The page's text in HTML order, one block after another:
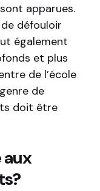
apparues.
défouloir
également
et plus
de l’école
de
doit être
aux